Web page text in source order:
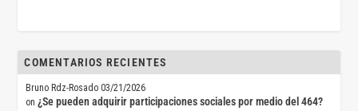
COMENTARIOS RECIENTES
Bruno Rdz-Rosado 03/21/2026
on¿Se pueden adquirir participaciones sociales por medio del 464?